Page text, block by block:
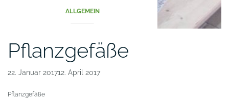
ALLGEMEIN
Pflanzgefäße
22. Januar 201712. April 2017
Pflanzgefäße